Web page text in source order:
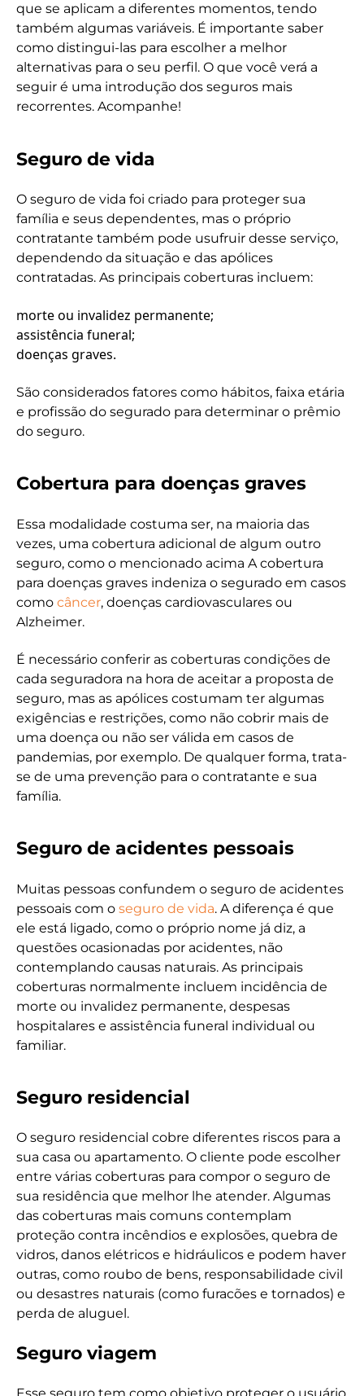
que se aplicam a diferentes momentos, tendo
também algumas variáveis. É importante saber
como distingui-las para escolher a melhor
alternativas para o seu perfil. O que você verá a
seguir é uma introdução dos seguros mais
recorrentes. Acompanhe!
Seguro de vida
O seguro de vida foi criado para proteger sua
família e seus dependentes, mas o próprio
contratante também pode usufruir desse serviço,
dependendo da situação e das apólices
contratadas. As principais coberturas incluem:
morte ou invalidez permanente;
assistência funeral;
doenças graves.
São considerados fatores como hábitos, faixa etária
e profissão do segurado para determinar o prêmio
do seguro.
Cobertura para doenças graves
Essa modalidade costuma ser, na maioria das
vezes, uma cobertura adicional de algum outro
seguro, como o mencionado acima A cobertura
para doenças graves indeniza o segurado em casos
como câncer, doenças cardiovasculares ou
Alzheimer.
É necessário conferir as coberturas condições de
cada seguradora na hora de aceitar a proposta de
seguro, mas as apólices costumam ter algumas
exigências e restrições, como não cobrir mais de
uma doença ou não ser válida em casos de
pandemias, por exemplo. De qualquer forma, trata-
se de uma prevenção para o contratante e sua
família.
Seguro de acidentes pessoais
Muitas pessoas confundem o seguro de acidentes
pessoais com o seguro de vida. A diferença é que
ele está ligado, como o próprio nome já diz, a
questões ocasionadas por acidentes, não
contemplando causas naturais. As principais
coberturas normalmente incluem incidência de
morte ou invalidez permanente, despesas
hospitalares e assistência funeral individual ou
familiar.
Seguro residencial
O seguro residencial cobre diferentes riscos para a
sua casa ou apartamento. O cliente pode escolher
entre várias coberturas para compor o seguro de
sua residência que melhor lhe atender. Algumas
das coberturas mais comuns contemplam
proteção contra incêndios e explosões, quebra de
vidros, danos elétricos e hidráulicos e podem haver
outras, como roubo de bens, responsabilidade civil
ou desastres naturais (como furacões e tornados) e
perda de aluguel.
Seguro viagem